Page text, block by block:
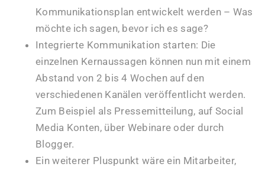
Kommunikationsplan entwickelt werden – Was
möchte ich sagen, bevor ich es sage?
Integrierte Kommunikation starten: Die
einzelnen Kernaussagen können nun mit einem
Abstand von 2 bis 4 Wochen auf den
verschiedenen Kanälen veröffentlicht werden.
Zum Beispiel als Pressemitteilung, auf Social
Media Konten, über Webinare oder durch
Blogger.
Ein weiterer Pluspunkt wäre ein Mitarbeiter,